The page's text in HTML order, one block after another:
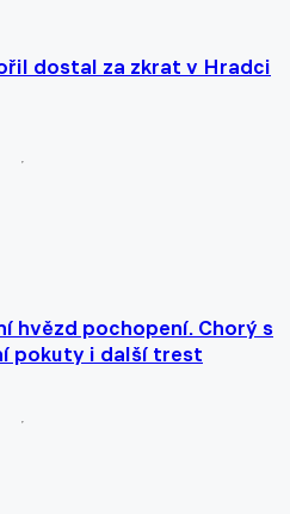
dostal za zkrat v Hradci
hvězd pochopení. Chorý s
pokuty i další trest